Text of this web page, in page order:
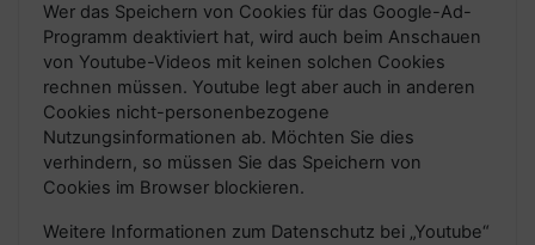
Wer das Speichern von Cookies für das Google-Ad-
Programm deaktiviert hat, wird auch beim Anschauen
von Youtube-Videos mit keinen solchen Cookies
rechnen müssen. Youtube legt aber auch in anderen
Cookies nicht-personenbezogene
Nutzungsinformationen ab. Möchten Sie dies
verhindern, so müssen Sie das Speichern von
Cookies im Browser blockieren.
Weitere Informationen zum Datenschutz bei „Youtube“